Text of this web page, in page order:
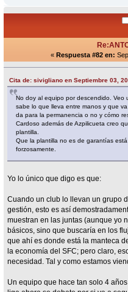
« Respuesta #82 en:
Cita de: sivigliano en Septiembre 03,
No doy al equipo por descendido.
sabe lo que lleva entre manos y que
da para la permanencia o no y cómo
Cardoso además de Azpilicueta creo
plantilla.
Que la plantilla no es de garantías
forzosamente.
Yo lo único que digo es que:
Cuando un club lo llevan un grupo
gestión, esto es así
muestran en las juntas (aunque yo
básicos, sino que buscaría en los
que ahí es donde está la manteca
la economía del SFC; pero claro,
necesidad. Tal y como estamos
Un equipo que hace tan solo 4